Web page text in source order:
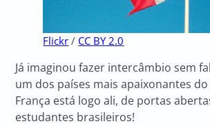
Flickr / CC BY 2.0
Já imaginou fazer intercâmbio sem
um dos países mais apaixonantes
França está logo ali, de portas
estudantes brasileiros!